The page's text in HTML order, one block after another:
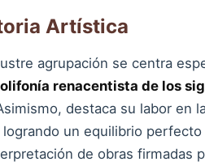
Artística
agrupación se centra
renacentista de los
destaca su labor en
logrando un equilibrio
de obras firmadas